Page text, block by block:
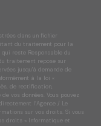
dans un fichier
du traitement pour la
reste Responsable du
traitement repose sur
jusqu'à demande de
à la loi «
de rectification,
vos données. Vous pouvez
l’Agence / Le
sur vos droits. Si vous
droits « Informatique et